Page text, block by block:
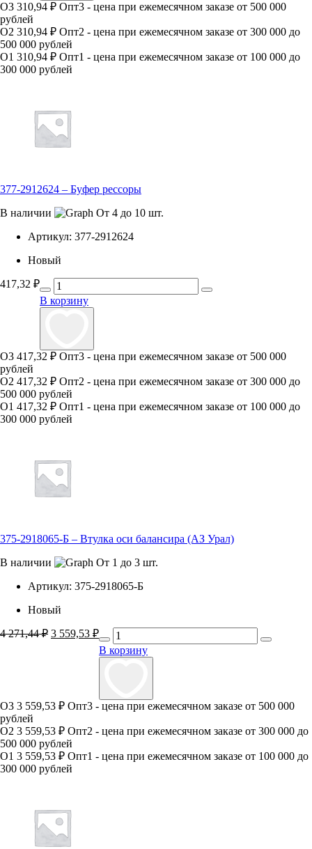
О3 310,94 ₽ Опт3 - цена при ежемесячном заказе от 500 000
рублей
О2 310,94 ₽ Опт2 - цена при ежемесячном заказе от 300 000 до
500 000 рублей
О1 310,94 ₽ Опт1 - цена при ежемесячном заказе от 100 000 до
300 000 рублей
377-2912624 – Буфер рессоры
В наличии
От 4 до 10 шт.
Артикул: 377-2912624
Новый
417,32 ₽
В корзину
О3 417,32 ₽ Опт3 - цена при ежемесячном заказе от 500 000
рублей
О2 417,32 ₽ Опт2 - цена при ежемесячном заказе от 300 000 до
500 000 рублей
О1 417,32 ₽ Опт1 - цена при ежемесячном заказе от 100 000 до
300 000 рублей
375-2918065-Б – Втулка оси балансира (АЗ Урал)
В наличии
От 1 до 3 шт.
Артикул: 375-2918065-Б
Новый
4 271,44₽ Первоначальная
составляла
3 559,53 ₽ Текущая
цена:
3
В корзину
О3 3 559,53 ₽ Опт3 - цена при ежемесячном заказе от 500 000
рублей
О2 3 559,53 ₽ Опт2 - цена при ежемесячном заказе от 300 000 до
500 000 рублей
О1 3 559,53 ₽ Опт1 - цена при ежемесячном заказе от 100 000 до
300 000 рублей